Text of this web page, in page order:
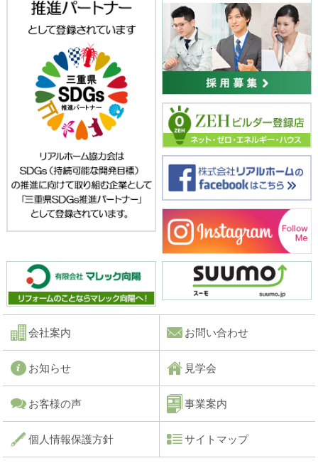
会社案内 お問い合わせ
お知らせ 見学会
お客様の声 事業案内
個人情報保護方針 サイトマップ